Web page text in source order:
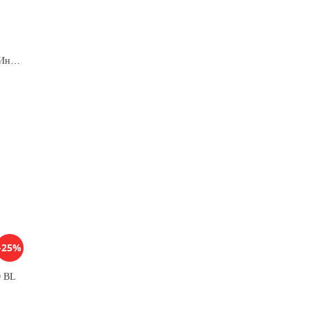
Кухонная вытяжка ELIKOR Интегра GLASS 60 ФРА-Т(нерж/бежевое стекло)
BL